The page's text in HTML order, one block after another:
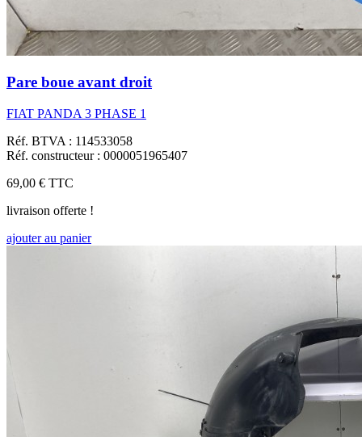
Pare boue avant droit
FIAT PANDA 3 PHASE 1
Réf. BTVA : 114533058
Réf. constructeur : 0000051965407
69,00 € TTC
livraison offerte !
ajouter au panier